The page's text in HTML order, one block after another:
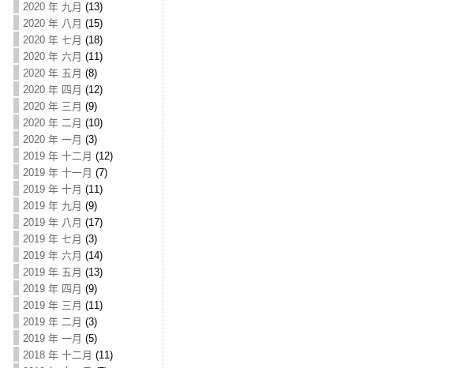
2020 年 九月 (13)
2020 年 八月 (15)
2020 年 七月 (18)
2020 年 六月 (11)
2020 年 五月 (8)
2020 年 四月 (12)
2020 年 三月 (9)
2020 年 二月 (10)
2020 年 一月 (3)
2019 年 十二月 (12)
2019 年 十一月 (7)
2019 年 十月 (11)
2019 年 九月 (9)
2019 年 八月 (17)
2019 年 七月 (3)
2019 年 六月 (14)
2019 年 五月 (13)
2019 年 四月 (9)
2019 年 三月 (11)
2019 年 二月 (3)
2019 年 一月 (5)
2018 年 十二月 (11)